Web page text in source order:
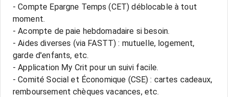
- Compte Epargne Temps (CET) déblocable à tout
moment.
- Acompte de paie hebdomadaire si besoin.
- Aides diverses (via FASTT) : mutuelle, logement,
garde d'enfants, etc.
- Application My Crit pour un suivi facile.
- Comité Social et Économique (CSE) : cartes cadeaux,
remboursement chèques vacances, etc.